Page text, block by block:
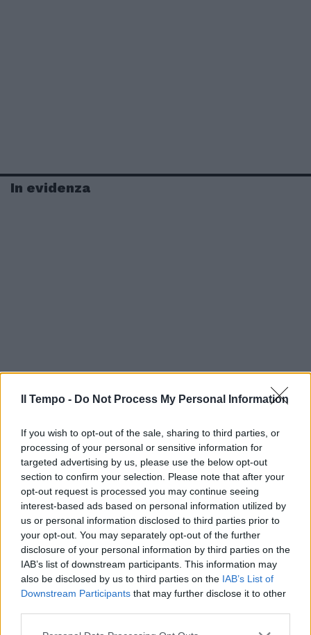
Il Tempo - Do Not Process My Personal Information
If you wish to opt-out of the sale, sharing to third parties, or
processing of your personal or sensitive information for
targeted advertising by us, please use the below opt-out
section to confirm your selection. Please note that after your
opt-out request is processed you may continue seeing
interest-based ads based on personal information utilized by
us or personal information disclosed to third parties prior to
your opt-out. You may separately opt-out of the further
disclosure of your personal information by third parties on the
IAB’s list of downstream participants. This information may
also be disclosed by us to third parties on the IAB’s List of
Downstream Participants that may further disclose it to other
In evidenza